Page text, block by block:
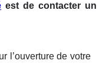
est de contacter un
l’ouverture de votre